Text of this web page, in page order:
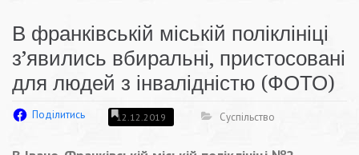
В франківській міській поліклініці
з’явились вбиральні, пристосовані
для людей з інвалідністю (ФОТО)
Поділитись 12.12.2019 Суспільство